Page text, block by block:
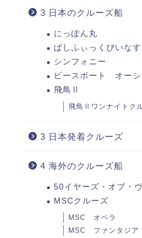
3 日本のクルーズ船
にっぽん丸
ぱしふぃっくびいなす
シンフォニー
ピースボート オーシ
飛鳥Ⅱ
飛鳥Ⅱワンナイトク
3 日本発着クルーズ
4 海外のクルーズ船
50イヤーズ・オブ・
MSCクルーズ
MSC オペラ
MSC ファンタジア